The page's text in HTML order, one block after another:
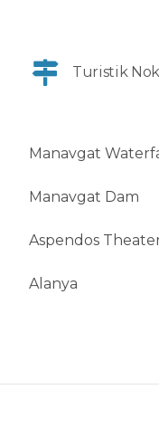
Turistik
Manavgat
Manavgat Dam
Aspendos
Alanya